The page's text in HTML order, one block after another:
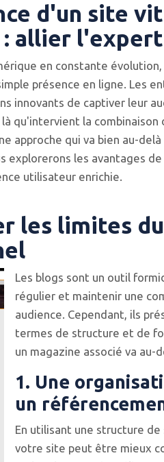
d'un site
: allier
en constante
présence en ligne. Les
innovants de captiver leur
qu'intervient la combinaison
approche qui va bien au-
explorerons les avantages
utilisateur enrichie.
les limites
Les blogs sont un outil
régulier et maintenir une
audience. Cependant, ils
termes de structure et de
un magazine associé va
1. Une
un
En utilisant une structure
votre site peut être mieux